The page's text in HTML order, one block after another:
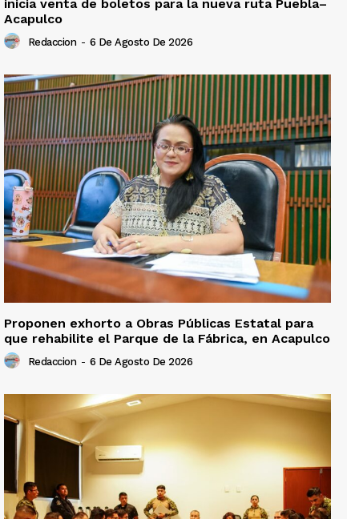
inicia venta de boletos para la nueva ruta Puebla–
Acapulco
Redaccion - 6 De Agosto De 2026
Proponen exhorto a Obras Públicas Estatal para
que rehabilite el Parque de la Fábrica, en Acapulco
Redaccion - 6 De Agosto De 2026